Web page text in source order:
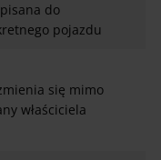
do
pojazdu
się mimo
właściciela